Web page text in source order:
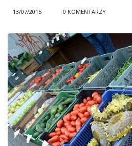
13/07/2015 0 KOMENTARZY